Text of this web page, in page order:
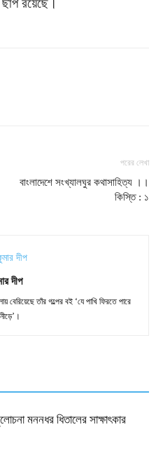
ছাপ রয়েছে।
পরের লেখা
বাংলাদেশে সংখ্যালঘুর কথাসাহিত্য ।।
কিস্তি : ১
দীপ
তাঁর গল্পের বই ‘যে পাখি ফিরতে পারে
মননধর ধিতালের সাক্ষাৎকার